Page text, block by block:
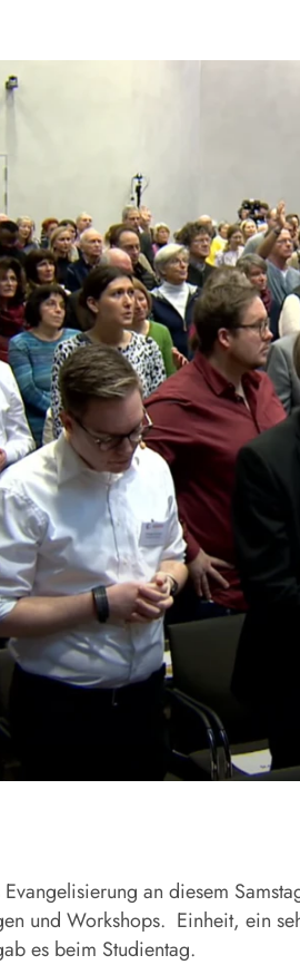
an diesem
und Workshops. Einheit, ein
es beim Studientag.